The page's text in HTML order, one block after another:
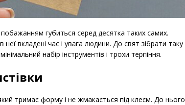
губиться серед десятка таких самих.
вкладені час і увага людини. До свят зібрати таку
набір інструментів і трохи терпіння.
тримає форму і не жмакається під клеєм. До нього